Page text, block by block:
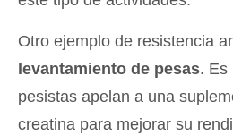
Otro ejemplo de resistencia
levantamiento de pesas. Es
pesistas apelan a una
creatina para mejorar su